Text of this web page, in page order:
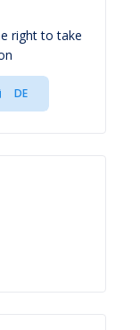
right to take
DE